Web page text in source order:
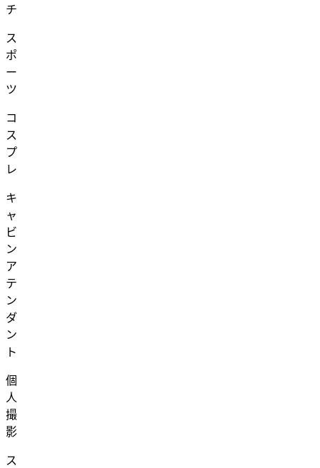
チ
ス
ポ
ー
ツ
コ
ス
プ
レ
キ
ャ
ビ
ン
ア
テ
ン
ダ
ン
ト
個
人
撮
影
ス